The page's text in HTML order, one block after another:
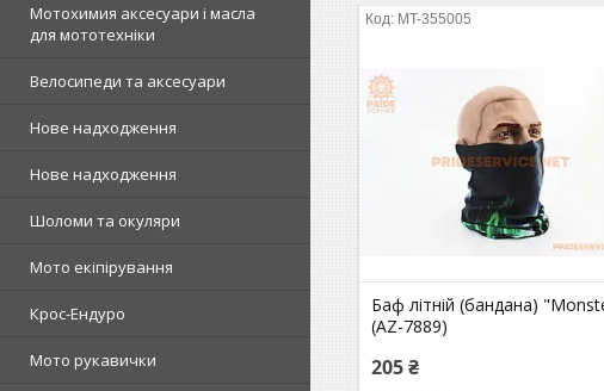
Мотохимия аксесуари і масла
для мототехніки
Велосипеди та аксесуари
Нове надходження
Нове надходження
Шоломи та окуляри
Мото екіпірування
Крос-Ендуро
Мото рукавички
MT-355005
Баф літній (бандана)
(AZ-7889)
205 ₴